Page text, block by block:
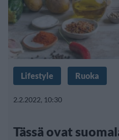
Lifestyle Ruoka
2.2.2022, 10:30
Tässä ovat